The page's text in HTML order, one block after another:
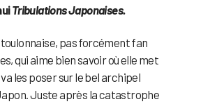
Tribulations Japonaises.
pas forcément fan
qui aime bien savoir où elle met
les poser sur le bel archipel
Juste après la catastrophe